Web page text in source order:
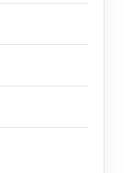
vara beredd
och vägarna är
var interaktiv